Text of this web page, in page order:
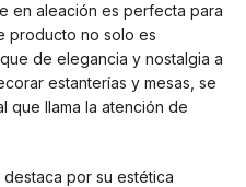
en aleación es perfecta para
producto no solo es
de elegancia y nostalgia a
estanterías y mesas, se
que llama la atención de
por su estética